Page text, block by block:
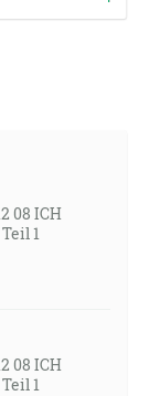
08 ICH
1
08 ICH
1